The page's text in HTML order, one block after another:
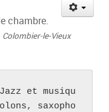
chambre.
Colombier-le-Vieux
et musiqu
saxopho